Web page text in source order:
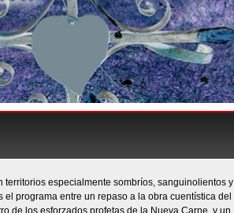
territorios especialmente sombríos, sanguinolientos y
el programa entre un repaso a la obra cuentística del
de los esforzados profetas de la Nueva Carne, y un